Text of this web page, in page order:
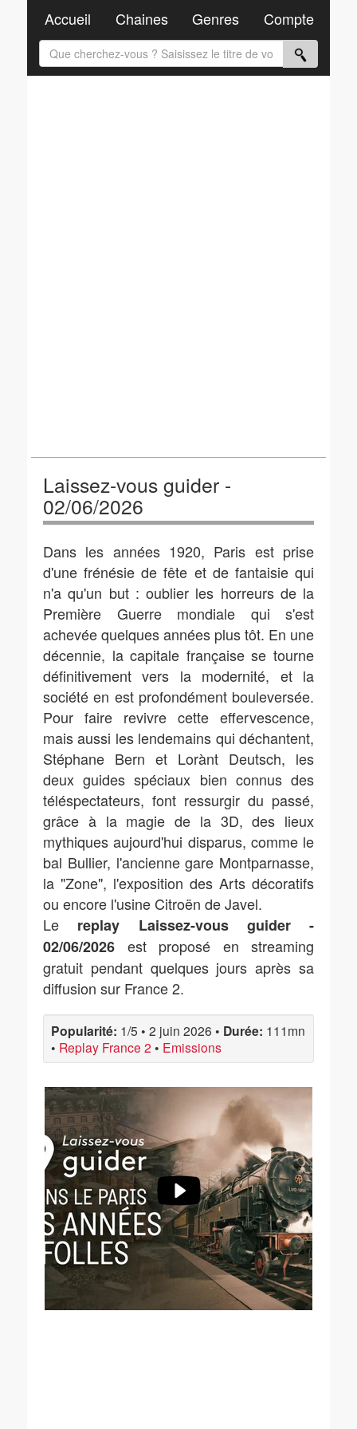
Laissez-vous guider -
02/06/2026
Dans les années 1920, Paris est prise
d'une frénésie de fête et de fantaisie qui
n'a qu'un but : oublier les horreurs de la
Première Guerre mondiale qui s'est
achevée quelques années plus tôt. En une
décennie, la capitale française se tourne
définitivement vers la modernité, et la
société en est profondément bouleversée.
Pour faire revivre cette effervescence,
mais aussi les lendemains qui déchantent,
Stéphane Bern et Lorànt Deutsch, les
deux guides spéciaux bien connus des
téléspectateurs, font ressurgir du passé,
grâce à la magie de la 3D, des lieux
mythiques aujourd'hui disparus, comme le
bal Bullier, l'ancienne gare Montparnasse,
la "Zone", l'exposition des Arts décoratifs
ou encore l'usine Citroën de Javel.
Le replay Laissez-vous guider -
02/06/2026 est proposé en streaming
gratuit pendant quelques jours après sa
diffusion sur France 2.
Popularité: 1/5 • 2 juin 2026 • Durée: 111mn
• Replay France 2 • Emissions
Accueil Chaines Genres Compte